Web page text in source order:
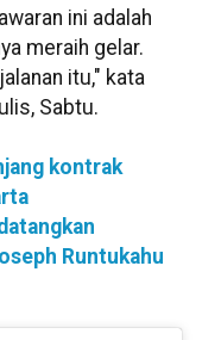
ini adalah
meraih gelar.
itu," kata
Sabtu.
kontrak
Runtukahu